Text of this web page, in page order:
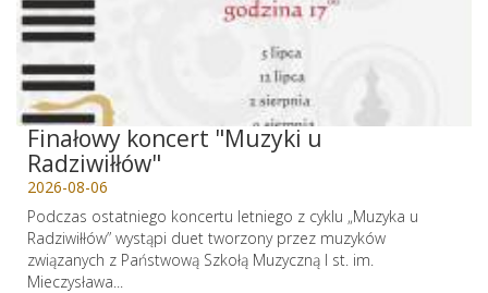
Finałowy koncert "Muzyki u
Radziwiłłów"
2026-08-06
Podczas ostatniego koncertu letniego z cyklu „Muzyka u
Radziwiłłów” wystąpi duet tworzony przez muzyków
związanych z Państwową Szkołą Muzyczną I st. im.
Mieczysława...